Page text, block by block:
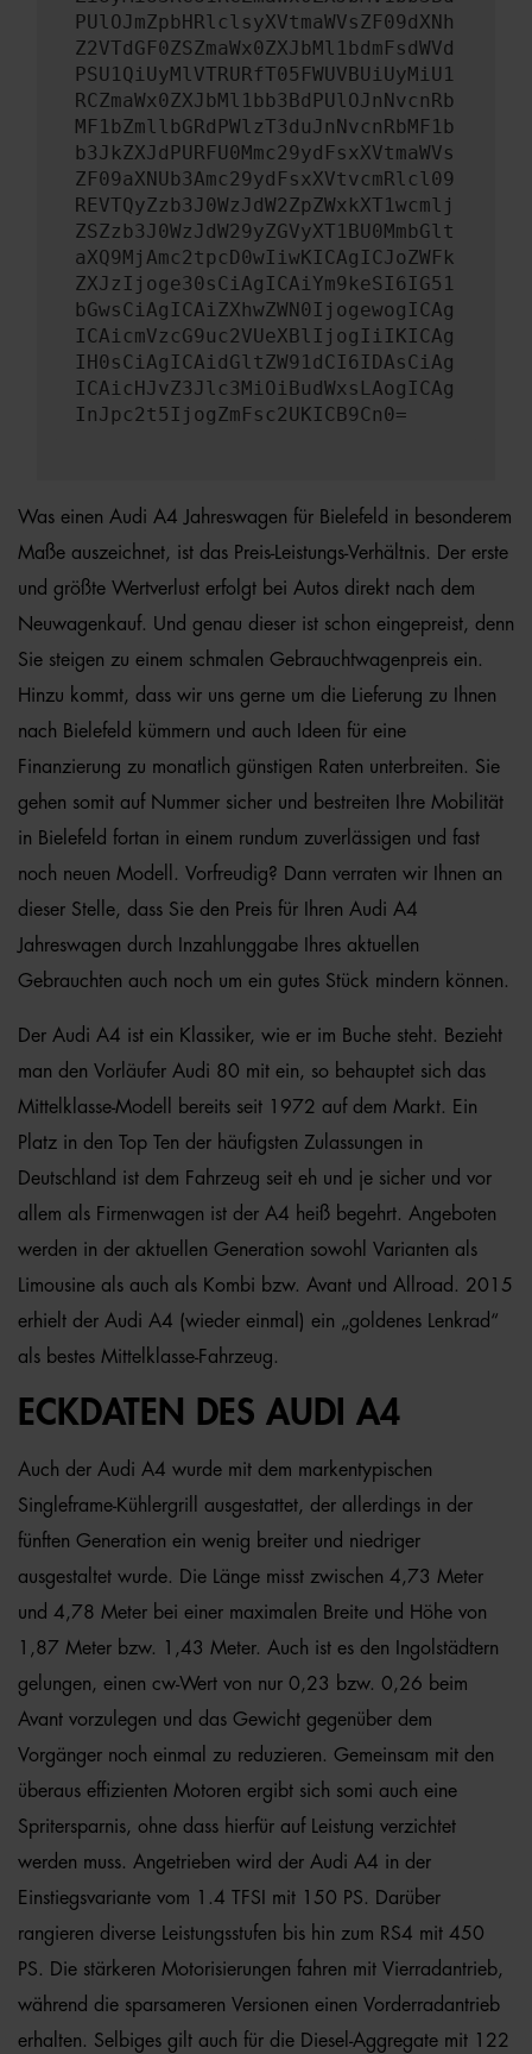
PUlOJmZpbHRlclsyXVtmaWVsZF09dXNh
Z2VTdGF0ZSZmaWx0ZXJbMl1bdmFsdWVd
PSU1QiUyMlVTRURfT05FWUVBUiUyMiU1
RCZmaWx0ZXJbMl1bb3BdPUlOJnNvcnRb
MF1bZmllbGRdPWlzT3duJnNvcnRbMF1b
b3JkZXJdPURFU0Mmc29ydFsxXVtmaWVs
ZF09aXNUb3Amc29ydFsxXVtvcmRlcl09
REVTQyZzb3J0WzJdW2ZpZWxkXT1wcmlj
ZSZzb3J0WzJdW29yZGVyXT1BU0MmbGlt
aXQ9MjAmc2tpcD0wIiwKICAgICJoZWFk
ZXJzIjoge30sCiAgICAiYm9keSI6IG51
bGwsCiAgICAiZXhwZWN0IjogewogICAg
ICAicmVzcG9uc2VUeXBlIjogIiIKICAg
IH0sCiAgICAidGltZW91dCI6IDAsCiAg
ICAicHJvZ3Jlc3MiOiBudWxsLAogICAg
InJpc2t5IjogZmFsc2UKICB9Cn0=
Was einen Audi A4 Jahreswagen für Bielefeld in besonderem
Maße auszeichnet, ist das Preis-Leistungs-Verhältnis. Der erste
und größte Wertverlust erfolgt bei Autos direkt nach dem
Neuwagenkauf. Und genau dieser ist schon eingepreist, denn
Sie steigen zu einem schmalen Gebrauchtwagenpreis ein.
Hinzu kommt, dass wir uns gerne um die Lieferung zu Ihnen
nach Bielefeld kümmern und auch Ideen für eine
Finanzierung zu monatlich günstigen Raten unterbreiten. Sie
gehen somit auf Nummer sicher und bestreiten Ihre Mobilität
in Bielefeld fortan in einem rundum zuverlässigen und fast
noch neuen Modell. Vorfreudig? Dann verraten wir Ihnen an
dieser Stelle, dass Sie den Preis für Ihren Audi A4
Jahreswagen durch Inzahlunggabe Ihres aktuellen
Gebrauchten auch noch um ein gutes Stück mindern können.
Der Audi A4 ist ein Klassiker, wie er im Buche steht. Bezieht
man den Vorläufer Audi 80 mit ein, so behauptet sich das
Mittelklasse-Modell bereits seit 1972 auf dem Markt. Ein
Platz in den Top Ten der häufigsten Zulassungen in
Deutschland ist dem Fahrzeug seit eh und je sicher und vor
allem als Firmenwagen ist der A4 heiß begehrt. Angeboten
werden in der aktuellen Generation sowohl Varianten als
Limousine als auch als Kombi bzw. Avant und Allroad. 2015
erhielt der Audi A4 (wieder einmal) ein „goldenes Lenkrad“
als bestes Mittelklasse-Fahrzeug.
ECKDATEN DES AUDI A4
Auch der Audi A4 wurde mit dem markentypischen
Singleframe-Kühlergrill ausgestattet, der allerdings in der
fünften Generation ein wenig breiter und niedriger
ausgestaltet wurde. Die Länge misst zwischen 4,73 Meter
und 4,78 Meter bei einer maximalen Breite und Höhe von
1,87 Meter bzw. 1,43 Meter. Auch ist es den Ingolstädtern
gelungen, einen cw-Wert von nur 0,23 bzw. 0,26 beim
Avant vorzulegen und das Gewicht gegenüber dem
Vorgänger noch einmal zu reduzieren. Gemeinsam mit den
überaus effizienten Motoren ergibt sich somi auch eine
Spritersparnis, ohne dass hierfür auf Leistung verzichtet
werden muss. Angetrieben wird der Audi A4 in der
Einstiegsvariante vom 1.4 TFSI mit 150 PS. Darüber
rangieren diverse Leistungsstufen bis hin zum RS4 mit 450
PS. Die stärkeren Motorisierungen fahren mit Vierradantrieb,
während die sparsameren Versionen einen Vorderradantrieb
erhalten. Selbiges gilt auch für die Diesel-Aggregate mit 122